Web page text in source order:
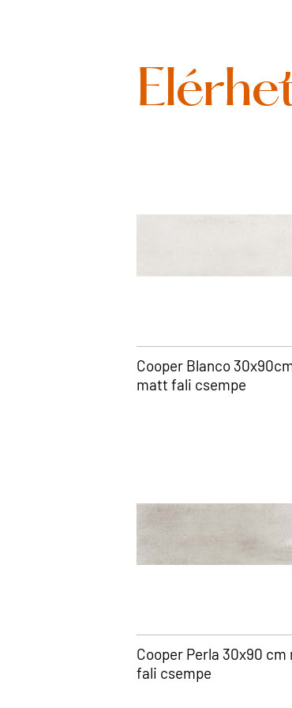
Cooper Blanco
matt fali csempe
Cooper Perla 30x90
fali csempe